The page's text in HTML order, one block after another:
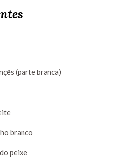
(parte branca)
branco
peixe